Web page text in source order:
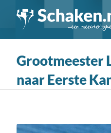
Grootmeester
naar Eerste